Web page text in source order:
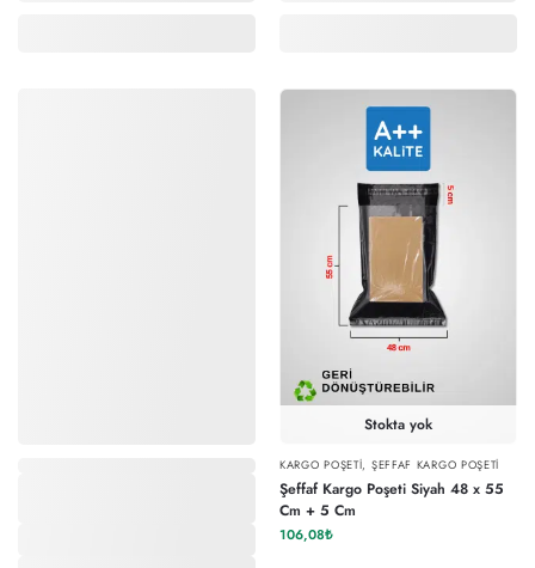
Stokta yok
KARGO POŞETI, ŞEFFAF KARGO POŞETI
Şeffaf Kargo Poşeti Siyah 48 x 55
Cm + 5 Cm
106,08₺